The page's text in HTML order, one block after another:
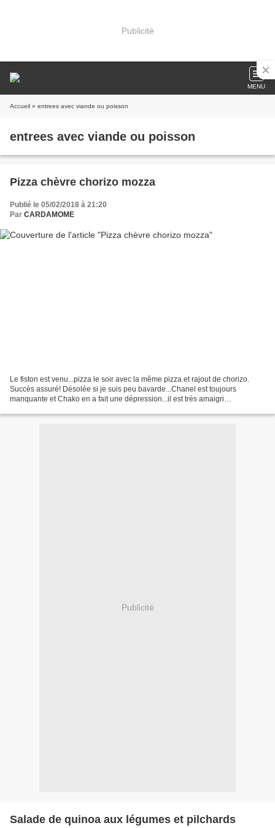
Publicité
MENU
Accueil » entrees avec viande ou poisson
entrees avec viande ou poisson
Pizza chèvre chorizo mozza
Publié le 05/02/2018 à 21:20
Par CARDAMOME
Le fiston est venu...pizza le soir avec la même pizza et rajout de chorizo.
Succès assuré! Désolée si je suis peu bavarde...Chanel est toujours
manquante et Chako en a fait une dépression...il est très amaigri
Publicité
Salade de quinoa aux légumes et pilchards